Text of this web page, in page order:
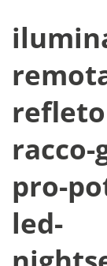
racco-
pro-
led-